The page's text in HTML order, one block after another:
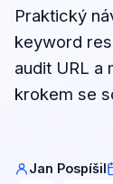
Praktický
keyword
audit URL a
krokem se
Jan Pospíšil